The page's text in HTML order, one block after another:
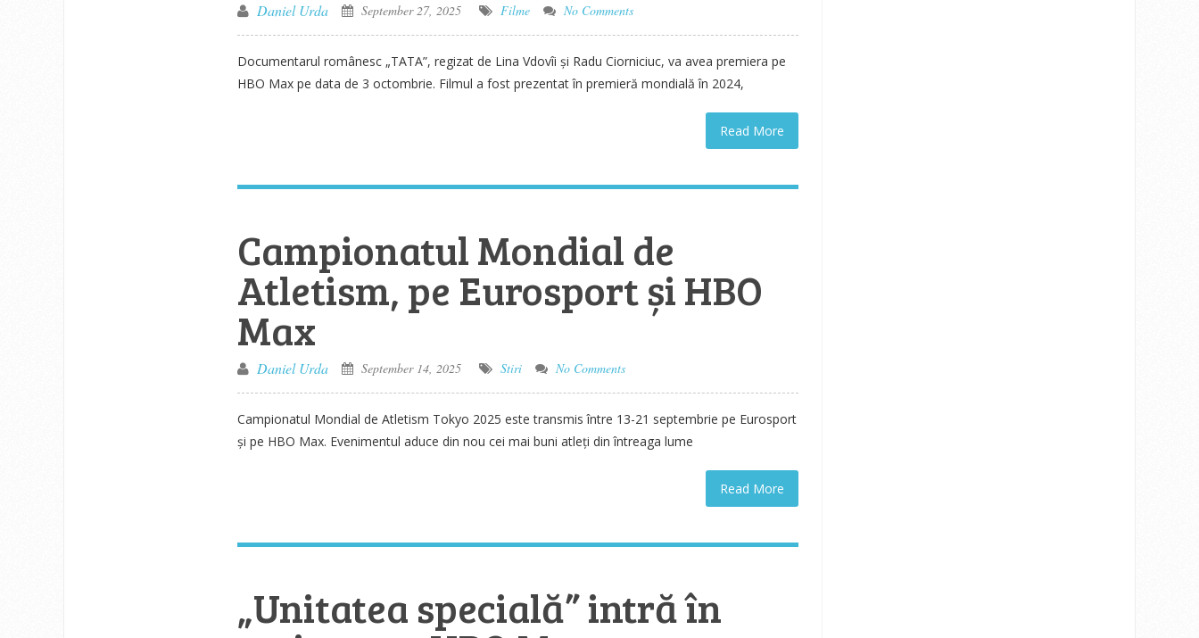
Daniel Urda September 27, 2025 Filme No Comments
Documentarul românesc „TATA”, regizat de Lina Vdovîi și Radu Ciorniciuc, va avea premiera pe
HBO Max pe data de 3 octombrie. Filmul a fost prezentat în premieră mondială în 2024,
Read More
Campionatul Mondial de
Atletism, pe Eurosport și HBO
Max
Daniel Urda September 14, 2025 Stiri No Comments
Campionatul Mondial de Atletism Tokyo 2025 este transmis între 13-21 septembrie pe Eurosport
și pe HBO Max. Evenimentul aduce din nou cei mai buni atleți din întreaga lume
Read More
„Unitatea specială” intră în